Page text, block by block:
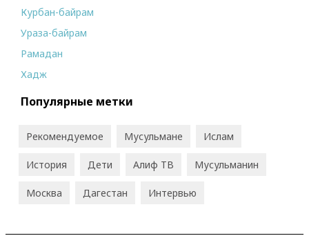
Курбан-байрам
Ураза-байрам
Рамадан
Хадж
Популярные метки
Рекомендуемое Мусульмане Ислам
История Дети Алиф ТВ Мусульманин
Москва Дагестан Интервью